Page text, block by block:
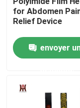
Nouvelles
Demandez une
Appareil de
for Abdomen
Relief Device
envoyer